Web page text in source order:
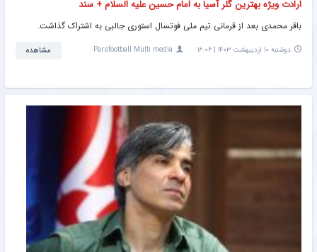
ارادت ویژه بهترین گلر آسیا به امام حسین علیه السلام + سند
باقر محمدی بعد از قرمانی تیم ملی فوتسال استوری جالبی به اشتراک گذاشت.
دوشنبه ۱۰ اردیبهشت ۱۴۰۳ | ۱۶:۰۶ Parsfootball Multi media مشاهده